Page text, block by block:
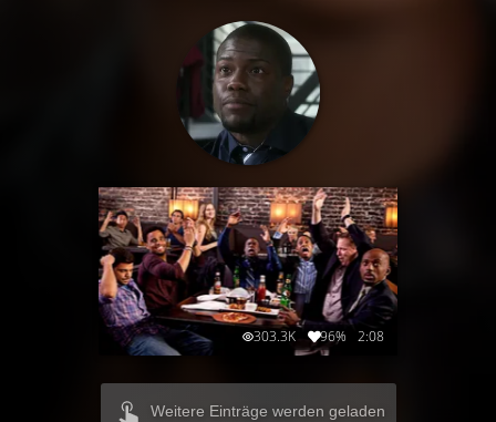
303.3K 96% 2:08
Weitere Einträge werden geladen